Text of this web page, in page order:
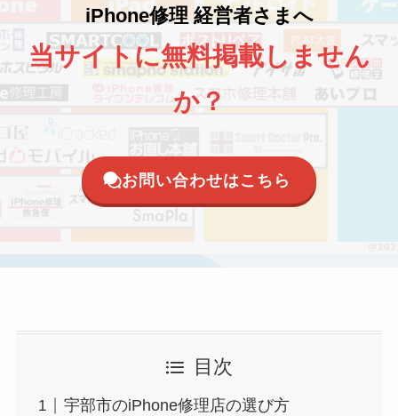
iPhone修理 経営者さまへ
当サイトに無料掲載しません
か？
お問い合わせはこちら
目次
宇部市のiPhone修理店の選び方